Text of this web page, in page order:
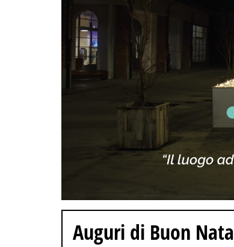
Auguri di Buon